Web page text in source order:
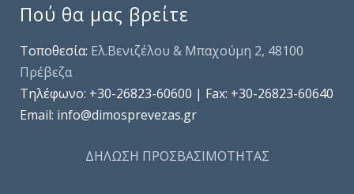
Πού θα μας βρείτε
Τοποθεσία: Ελ.Βενιζέλου & Μπαχούμη 2, 48100
Πρέβεζα
Τηλέφωνo: +30-26823-60600 | Fax: +30-26823-60640
Email: info@dimosprevezas.gr
ΔΗΛΩΣΗ ΠΡΟΣΒΑΣΙΜΟΤΗΤΑΣ